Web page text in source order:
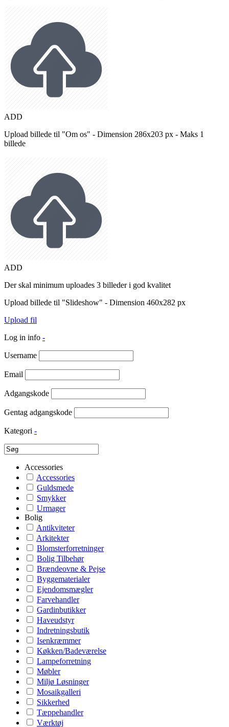
ADD
Upload billede til "Om os" - Dimension 286x203 px - Maks 1
billede
ADD
Der skal minimum uploades 3 billeder i god kvalitet
Upload billede til "Slideshow" - Dimension 460x282 px
Upload fil
Log in info -
Username
Email
Adgangskode
Gentag adgangskode
Kategori -
Accessories
Accessories
Guldsmede
Smykker
Urmager
Bolig
Antikviteter
Arkitekter
Blomsterforretninger
Bolig Tilbehør
Brændeovne & Pejse
Byggematerialer
Ejendomsmægler
Farvehandler
Gardinbutikker
Haveudstyr
Indretningsbutik
Isenkræmmer
Køkken/Badeværelse
Lampeforretning
Møbler
Miljø Løsninger
Mosaikgalleri
Sikkerhed
Tæppehandler
Værktøj